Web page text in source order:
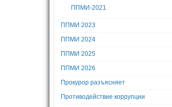
ППМИ-2021
ППМИ 2023
ППМИ 2024
ППМИ 2025
ППМИ 2026
Прокурор разъясняет
Противодействие коррупции